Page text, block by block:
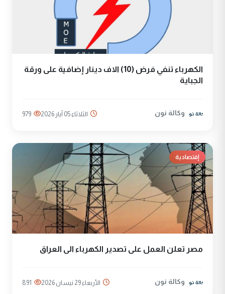
الكهرباء تنفي فرض (10) الاف دينار إضافية على ورقة
الجباية
وكالة نون الثلاثاء 05 آيار 2026 979
إقتصادية
مصر تعلن العمل على تصدير الكهرباء الى العراق
وكالة نون الأربعاء 29 نيسان 2026 891